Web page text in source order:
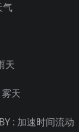
气
天
雾天
: 加速时间流动